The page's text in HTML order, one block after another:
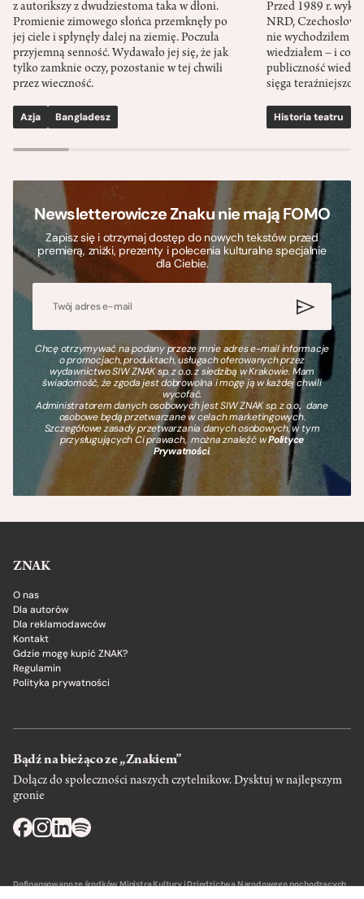
z autorikszy z dwudziestoma taka w dłoni.
Promienie zimowego słońca przemknęły po
jej ciele i spłynęły dalej na ziemię. Poczuła
przyjemną senność. Wydawało jej się, że jak
tylko zamknie oczy, pozostanie w tej chwili
przez wieczność.
Azja Bangladesz
Przed 1989 r.
NRD,
nie wychodziłem
wiedziałem – i co
publiczność
sięga
Historia teatru
Newsletterowicze Znaku nie mają FOMO
Zapisz się i otrzymaj dostęp do nowych tekstów przed
premierą, zniżki, prezenty i polecenia kulturalne specjalnie
dla Ciebie.
Chcę otrzymywać na podany przeze mnie adres e-mail informacje
o promocjach, produktach, usługach oferowanych przez
wydawnictwo SIW ZNAK sp. z o.o. z siedzibą w Krakowie. Mam
świadomość, że zgoda jest dobrowolna i mogę ją w każdej chwili
wycofać.
Administratorem danych osobowych jest SIW ZNAK sp. z o.o., dane
osobowe będą przetwarzane w celach marketingowych.
Szczegółowe zasady przetwarzania danych osobowych, w tym
przysługujących Ci prawach, można znaleźć wPolityce
Prywatności.
ZNAK
O nas
Dla autorów
Dla reklamodawców
Kontakt
Gdzie mogę kupić ZNAK?
Regulamin
Polityka prywatności
Bądź na bieżąco ze „Znakiem”
Dołącz do społeczności naszych czytelnikow. Dysktuj w najlepszym
gronie
Dofinansowano ze środków Ministra Kultury i Dziedzictwa Narodowego pochodzących